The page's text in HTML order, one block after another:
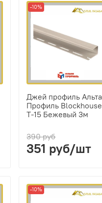
-10%
Джей профиль Альта
Профиль Blockhouse
Т-15 Бежевый 3м
390 руб
351 руб/шт
-10%